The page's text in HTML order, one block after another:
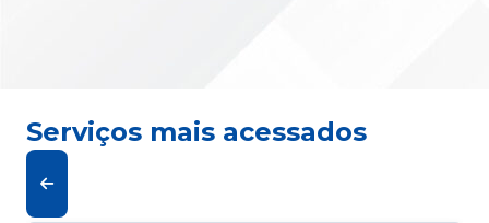
Serviços mais acessados